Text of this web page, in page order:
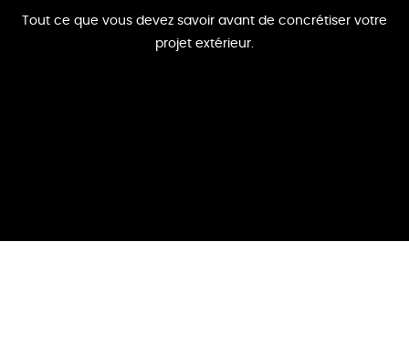
Tout ce que vous devez savoir avant de concrétiser votre
projet extérieur.